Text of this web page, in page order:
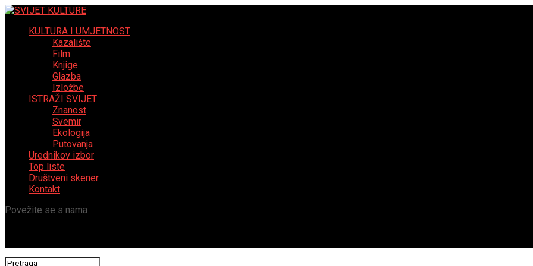
KULTURA I UMJETNOST
Kazalište
Film
Knjige
Glazba
Izložbe
ISTRAŽI SVIJET
Znanost
Svemir
Ekologija
Putovanja
Urednikov izbor
Top liste
Društveni skener
Kontakt
Povežite se s nama